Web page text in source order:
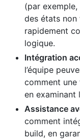
(par
des états non
rapidement
logique.
Intégration
l’équipe
comment
en examinant
Assistance
comment
build, en